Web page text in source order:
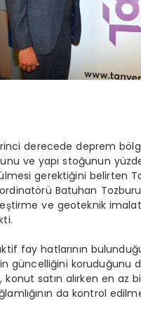
derecede deprem
ve yapı stoğunun
gerektiğini belirten
Batuhan
ve geoteknik
fay hatlarının
güncelliğini koruduğunu
konut satın alırken en az
da kontrol